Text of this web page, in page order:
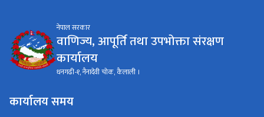
नेपाल सरकार
वाणिज्य, आपूर्ति तथा उपभोक्ता संरक्षण
कार्यालय
धनगढी-१, नैनादेवी चोक, कैलाली ।
कार्यालय समय